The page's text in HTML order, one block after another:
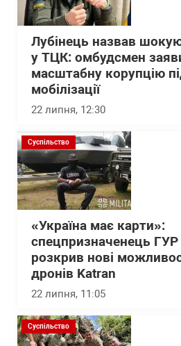
Лубінець назвав
у ТЦК: омбудсмен
масштабну корупцію
мобілізації
22 липня, 12:30
Суспільство
«Україна має карти»:
спецпризначенець ГУР
розкрив нові
дронів Katran
22 липня, 11:05
Суспільство